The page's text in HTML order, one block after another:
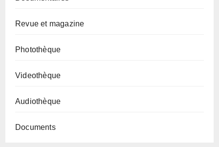
Revue et magazine
Photothèque
Videothèque
Audiothèque
Documents